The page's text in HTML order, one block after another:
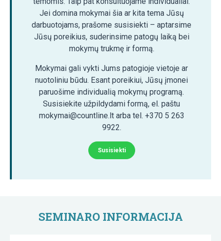
Jei domina mokymai šia ar kita tema Jūsų
darbuotojams, prašome susisiekti – aptarsime
Jūsų poreikius, suderinsime patogų laiką bei
mokymų trukmę ir formą.
Mokymai gali vykti Jums patogioje vietoje ar
nuotoliniu būdu. Esant poreikiui, Jūsų įmonei
paruošime individualią mokymų programą.
Susisiekite užpildydami formą, el. paštu
mokymai@countline.lt arba tel. +370 5 263
9922.
Susisiekti
SEMINARO INFORMACIJA